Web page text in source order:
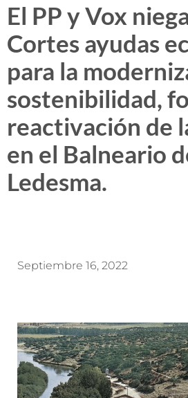
El PP y Vox
Cortes ayudas
para la
sostenibilidad,
reactivación de
en el Balneario
Ledesma.
Septiembre 16, 2022